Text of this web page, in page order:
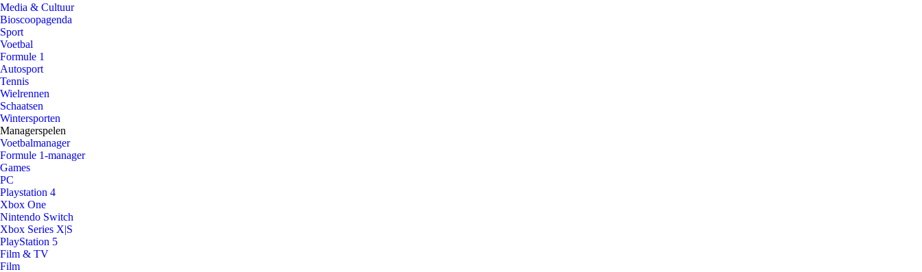
Media & Cultuur
Bioscoopagenda
Sport
Voetbal
Formule 1
Autosport
Tennis
Wielrennen
Schaatsen
Wintersporten
Managerspelen
Voetbalmanager
Formule 1-manager
Games
PC
Playstation 4
Xbox One
Nintendo Switch
Xbox Series X|S
PlayStation 5
Film & TV
Film